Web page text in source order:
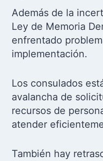
Además de la
Ley de Memoria
enfrentado
implementación.
Los consulados
avalancha de
recursos de
atender
También hay